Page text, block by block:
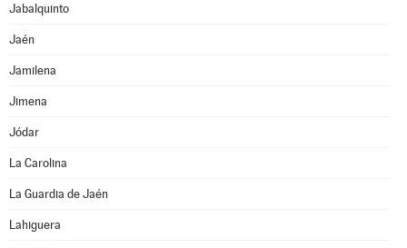
Jabalquinto
Jaén
Jamilena
Jimena
Jódar
La Carolina
La Guardia de Jaén
Lahiguera